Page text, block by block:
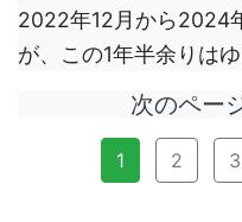
2022年12月から2024
が、この1年半余りは
次のペー
1 2 3